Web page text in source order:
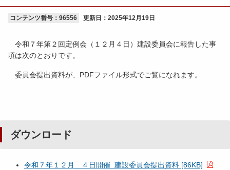
コンテンツ番号：96556 更新日： 2025年12月19日
令和７年第２回定例会（１２月４日）建設委員会に報告した事
項は次のとおりです。
委員会提出資料が、PDFファイル形式でご覧になれます。
ダウンロード
令和７年１２月 ４日開催 建設委員会提出資料 [86KB]